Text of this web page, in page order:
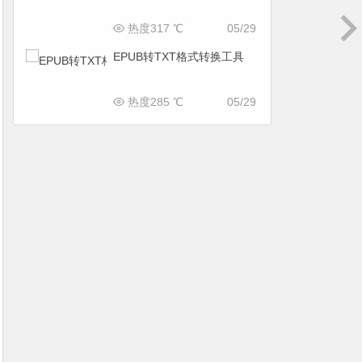
05/29
热度317 ℃
EPUB转TXT格式转换工具
05/29
热度285 ℃